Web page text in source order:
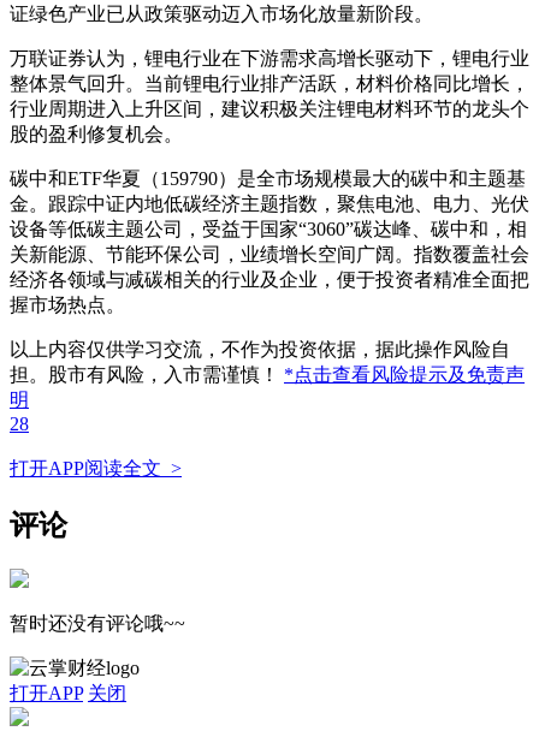
证绿色产业已从政策驱动迈入市场化放量新阶段。
万联证券认为，锂电行业在下游需求高增长驱动下，锂电行业
整体景气回升。当前锂电行业排产活跃，材料价格同比增长，
行业周期进入上升区间，建议积极关注锂电材料环节的龙头个
股的盈利修复机会。
碳中和ETF华夏（159790）是全市场规模最大的碳中和主题基
金。跟踪中证内地低碳经济主题指数，聚焦电池、电力、光伏
设备等低碳主题公司，受益于国家“3060”碳达峰、碳中和，相
关新能源、节能环保公司，业绩增长空间广阔。指数覆盖社会
经济各领域与减碳相关的行业及企业，便于投资者精准全面把
握市场热点。
以上内容仅供学习交流，不作为投资依据，据此操作风险自
担。股市有风险，入市需谨慎！ *点击查看风险提示及免责声
明
28
打开APP阅读全文 >
评论
暂时还没有评论哦~~
打开APP 关闭